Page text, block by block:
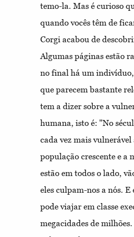
temo-la. Mas é curioso
quando vocês têm de
Corgi acabou de
Algumas páginas estão
no final há um indivíduo,
que parecem bastante
tem a dizer sobre a
humana, isto é: "No
cada vez mais
população crescente e a
estão em todos o lado,
eles culpam-nos a nós.
pode viajar em classe
megacidades de